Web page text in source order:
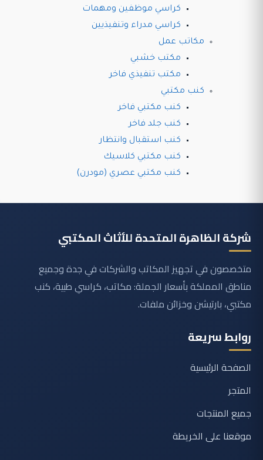
كراسي موظفين ومهمات
كراسي مدراء وتنفيذيين
مكاتب عمل
مكتب خشبي
مكتب تنفيذي فاخر
كنب مكتبي
كنب مكتبي فاخر
كنب جلد فاخر
كنب استقبال وانتظار
كنب مكتبي كلاسيك
كنب مكتبي عصري (مودرن)
شركة الظاهرة المتحدة للأثاث المكتبي
متخصصون في تجهيز المكاتب والشركات في جدة وجميع
مناطق المملكة بأسعار الجملة: مكاتب، كراسي طبية، كنب
مكتبي، بارتيشن وخزائن ملفات.
روابط سريعة
الصفحة الرئيسية
المتجر
جميع المنتجات
موقعنا على الخريطة